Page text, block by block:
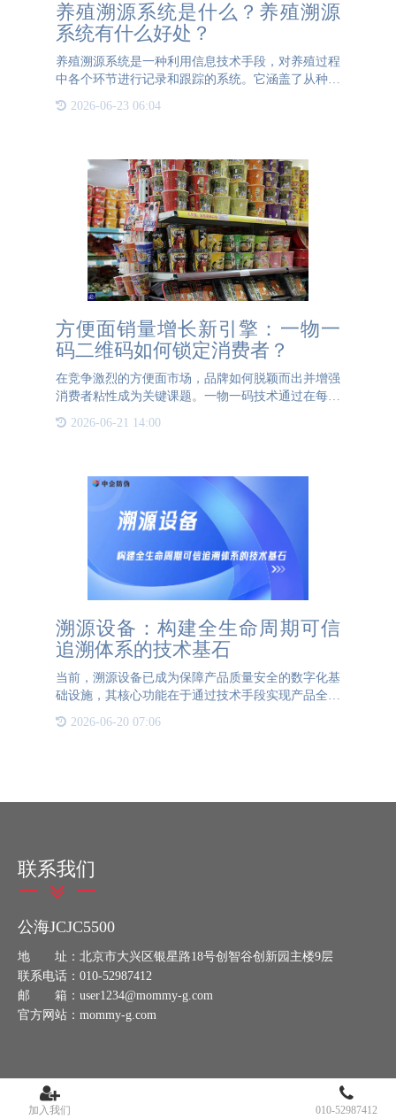
养殖溯源系统是什么？养殖溯源
系统有什么好处？
养殖溯源系统是一种利用信息技术手段，对养殖过程
中各个环节进行记录和跟踪的系统。它涵盖了从种苗
选择、饲料投喂、疾病防控、生长监测到产品加工、
包装、运输等全过程的信息采集和管理。养殖溯源系
2026-06-23 06:04
方便面销量增长新引擎：一物一
码二维码如何锁定消费者？
在竞争激烈的方便面市场，品牌如何脱颖而出并增强
消费者粘性成为关键课题。一物一码技术通过在每桶
消费者的数字化桥梁，有效实现了促销活动的精准落
2026-06-21 14:00
溯源设备：构建全生命周期可信
追溯体系的技术基石
当前，溯源设备已成为保障产品质量安全的数字化基
础设施，其核心功能在于通过技术手段实现产品全生
命周期信息采集与可信验证。作为现代供应链管理的
重要工具，溯源设备通过多技术融合构建了新型质量
2026-06-20 07:06
联系我们
公海JCJC5500
地 址：北京市大兴区银星路18号创智谷创新园主楼9层
联系电话：010-52987412
邮 箱：user1234@mommy-g.com
官方网站：mommy-g.com
加入我们 010-52987412